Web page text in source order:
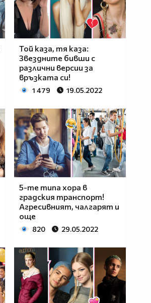
Той каза, тя каза:
Звездните бивши с
различни версии за
връзката си!
1 479 19.05.2022
5-те типа хора в
градския транспорт!
Агресивният, чалгарят и
още
820 29.05.2022